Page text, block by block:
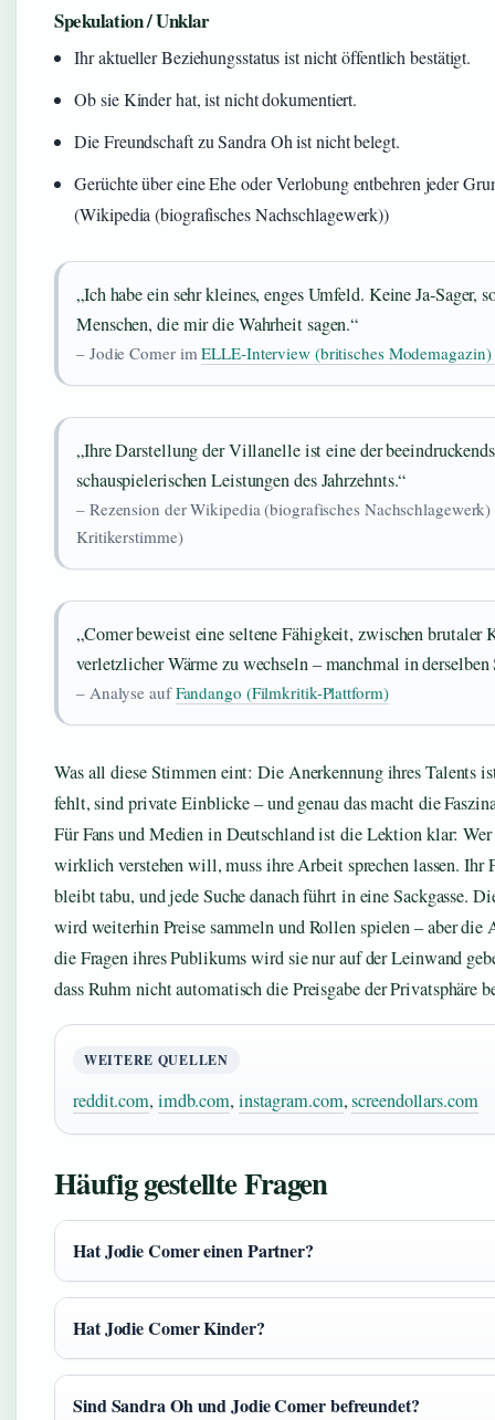
Spekulation / Unklar
Ihr aktueller Beziehungsstatus ist nicht öffentlich bestätigt.
Ob sie Kinder hat, ist nicht dokumentiert.
Die Freundschaft zu Sandra Oh ist nicht belegt.
Gerüchte über eine Ehe oder Verlobung entbehren jeder
(Wikipedia (biografisches Nachschlagewerk))
„Ich habe ein sehr kleines, enges Umfeld. Keine Ja-Sager,
Menschen, die mir die Wahrheit sagen.“
– Jodie Comer imELLE-Interview (britisches
„Ihre Darstellung der Villanelle ist eine der
schauspielerischen Leistungen des Jahrzehnts.“
– Rezension der Wikipedia (biografisches
Kritikerstimme)
„Comer beweist eine seltene Fähigkeit, zwischen brutaler
verletzlicher Wärme zu wechseln – manchmal in derselben
– Analyse aufFandango (Filmkritik-Plattform)
Was all diese Stimmen eint: Die Anerkennung ihres Talents
fehlt, sind private Einblicke – und genau das macht die
Für Fans und Medien in Deutschland ist die Lektion klar:
wirklich verstehen will, muss ihre Arbeit sprechen lassen. Ihr
bleibt tabu, und jede Suche danach führt in eine Sackgasse.
wird weiterhin Preise sammeln und Rollen spielen – aber die
die Fragen ihres Publikums wird sie nur auf der Leinwand
dass Ruhm nicht automatisch die Preisgabe der Privatsphäre
WEITERE QUELLEN
reddit.com, imdb.com, instagram.com,screendollars.com
Häufig gestellte Fragen
Hat Jodie Comer einen Partner?
Hat Jodie Comer Kinder?
Sind Sandra Oh und Jodie Comer befreundet?